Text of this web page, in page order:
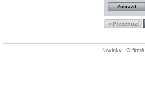
Zobrazit
« Předchozí
Novinky O firmě